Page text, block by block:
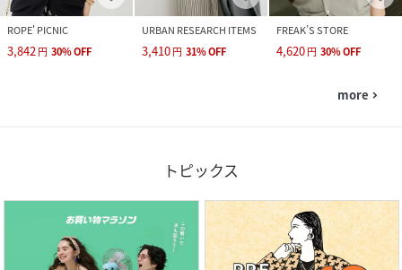
ROPE' PICNIC
3,842円 30%OFF
URBAN RESEARCH ITEMS
3,410円 31%OFF
FREAK’S STORE
4,620円 30%OFF
more navigate_next
トピックス